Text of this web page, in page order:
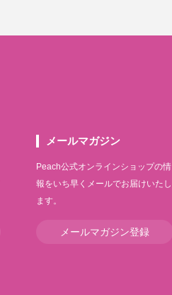
メールマガジン
Peach公式オンラインショップの情
報をいち早くメールでお届けいたし
ます。
メールマガジン登録